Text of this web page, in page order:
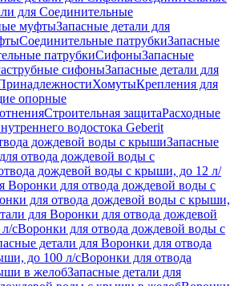
для Соединительные
муфтыЗапасные детали для
Соединительные патрубкиЗапасные
патрубкиСифоныЗапасные
сифоныЗапасные детали для
ХомутыКрепления для
опорные
Строительная защитаРасходные
водостока Geberit
дождевой воды с крышиЗапасные
отвода дождевой воды с
дождевой воды с крыши, до 12 л/
Воронки для отвода дождевой воды с
для отвода дождевой воды с крыши,
для Воронки для отвода дождевой
сВоронки для отвода дождевой воды с
детали для Воронки для отвода
до 100 л/сВоронки для отвода
в желобЗапасные детали для